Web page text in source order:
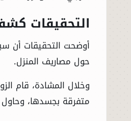
التحقيقات
أوضحت التحقيقات أن
حول مصاريف المنزل.
وخلال المشادة، قام
متفرقة بجسدها،